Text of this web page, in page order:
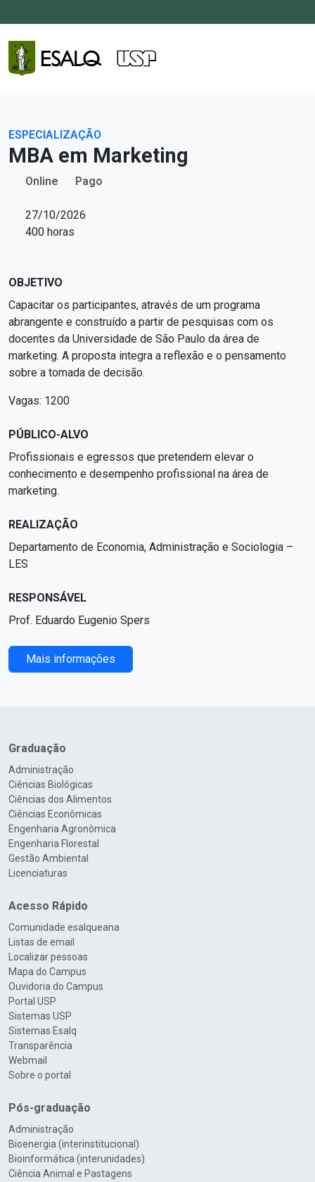
ESPECIALIZAÇÃO
MBA em Marketing
Online Pago
27/10/2026
400 horas
OBJETIVO
Capacitar os participantes, através de um programa
abrangente e construído a partir de pesquisas com os
docentes da Universidade de São Paulo da área de
marketing. A proposta integra a reflexão e o pensamento
sobre a tomada de decisão.
Vagas: 1200
PÚBLICO-ALVO
Profissionais e egressos que pretendem elevar o
conhecimento e desempenho profissional na área de
marketing.
REALIZAÇÃO
Departamento de Economia, Administração e Sociologia –
LES
RESPONSÁVEL
Prof. Eduardo Eugenio Spers
Mais informações
Graduação
Administração
Ciências Biológicas
Ciências dos Alimentos
Ciências Econômicas
Engenharia Agronômica
Engenharia Florestal
Gestão Ambiental
Licenciaturas
Acesso Rápido
Comunidade esalqueana
Listas de email
Localizar pessoas
Mapa do Campus
Ouvidoria do Campus
Portal USP
Sistemas USP
Sistemas Esalq
Transparência
Webmail
Sobre o portal
Pós-graduação
Administração
Bioenergia (interinstitucional)
Bioinformática (interunidades)
Ciência Animal e Pastagens